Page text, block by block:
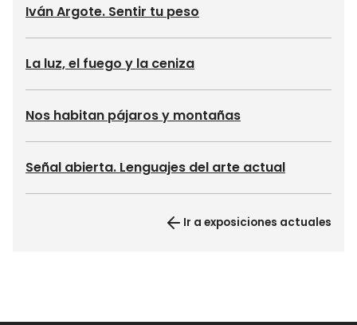
Iván Argote. Sentir tu peso
La luz, el fuego y la ceniza
Nos habitan pájaros y montañas
Señal abierta. Lenguajes del arte actual
Ir a exposiciones actuales